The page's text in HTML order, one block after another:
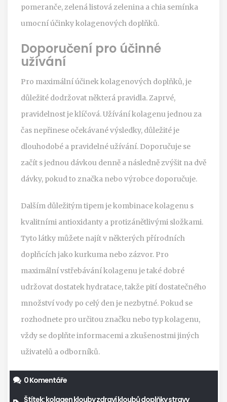
pomeranče, zelená listová zelenina a chia semínka
umocní účinky kolagenových doplňků.
Doporučení pro účinné
užívání
Pro maximální účinek kolagenových doplňků, je
důležité dodržovat některá pravidla. Zaprvé,
pravidelnost je klíčová. Užívání kolagenu jednou za
čas nepřinese očekávané výsledky, důležité je
dlouhodobé a pravidelné užívání. Doporučuje se
začít s jednou dávkou denně a následně zvýšit na dvě
dávky, pokud to značka nebo výrobce doporučuje.
Dalším důležitým tipem je kombinace kolagenu s
kvalitními antioxidanty a protizánětlivými složkami.
Tyto látky můžete najít v některých přírodních
doplňcích jako kurkuma nebo zázvor. Pro
maximální vstřebávání kolagenu je také dobré
udržovat dostatek hydratace, takže pití dostatečného
množství vody po celý den je nezbytné. Pokud se
rozhodnete pro určitou značku nebo typ kolagenu,
vždy se doplňte informacemi a zkušenostmi jiných
uživatelů a odborníků.
0 Komentáře
Štítek:kolagen kloubyzdraví kloubůdoplňky stravy